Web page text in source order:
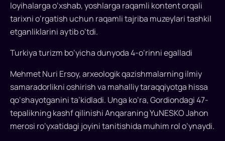
kuzatuvchi
davlatlardan
delegatsiya
rahbarlari
Partiya
raisi
o‘rinbosari
Kurshad
loyihalarga o‘xshab, yoshlarga raqamli kontent orqali
tarixni o‘rgatish uchun raqamli tajriba muzeylari tashkil
etganliklarini aytib o‘tdi.
Turkiya turizm bo‘yicha dunyoda 4-o‘rinni egalladi
Mehmet Nuri Ersoy, arxeologik qazishmalarning ilmiy
samaradorlikni oshirish va mahalliy taraqqiyotga hissa
qo‘shayotganini ta’kidladi. Unga ko‘ra, Gordiondagi 47-
tepalikning kashf qilinishi Anqaraning YuNESKO Jahon
merosi ro‘yxatidagi joyini tanitishida muhim rol o‘ynaydi.